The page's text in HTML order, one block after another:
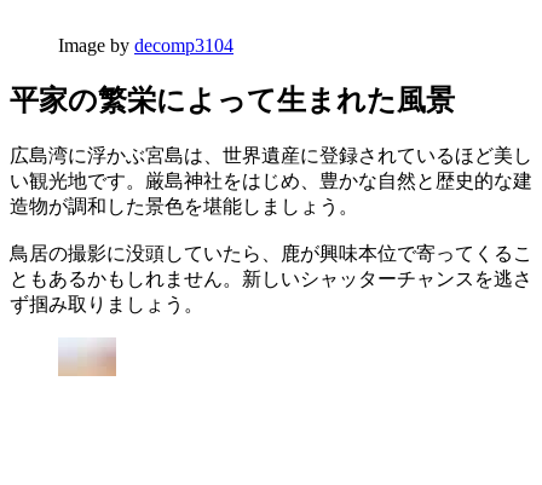
Image by decomp3104
平家の繁栄によって生まれた風景
広島湾に浮かぶ宮島は、世界遺産に登録されているほど美し
い観光地です。厳島神社をはじめ、豊かな自然と歴史的な建
造物が調和した景色を堪能しましょう。
鳥居の撮影に没頭していたら、鹿が興味本位で寄ってくるこ
ともあるかもしれません。新しいシャッターチャンスを逃さ
ず掴み取りましょう。